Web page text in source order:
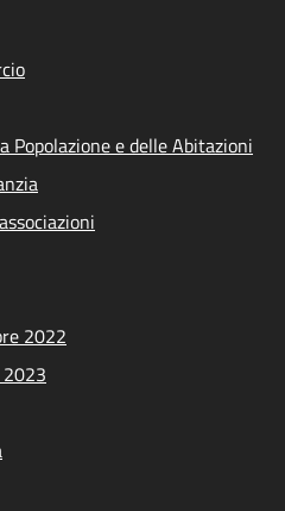
Popolazione e delle Abitazioni
2022